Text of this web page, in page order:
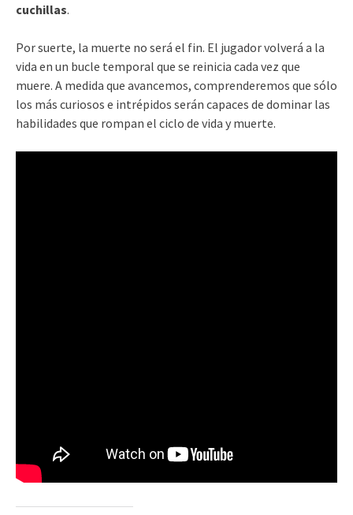
cuchillas.
Por suerte, la muerte no será el fin. El jugador volverá a la
vida en un bucle temporal que se reinicia cada vez que
muere. A medida que avancemos, comprenderemos que sólo
los más curiosos e intrépidos serán capaces de dominar las
habilidades que rompan el ciclo de vida y muerte.